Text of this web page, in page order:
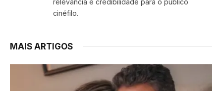
cinéfilo.
MAIS ARTIGOS